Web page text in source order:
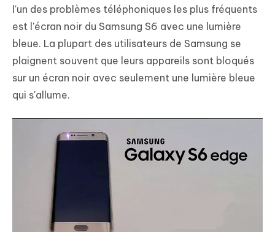
l'un des problèmes téléphoniques les plus fréquents
est l'écran noir du Samsung S6 avec une lumière
bleue. La plupart des utilisateurs de Samsung se
plaignent souvent que leurs appareils sont bloqués
sur un écran noir avec seulement une lumière bleue
qui s'allume.